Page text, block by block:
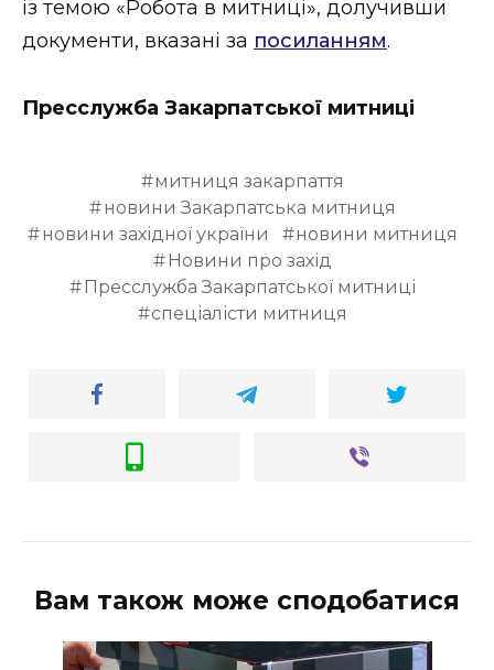
із темою «Робота в митниці», долучивши
документи, вказані за посиланням.
Пресслужба Закарпатської митниці
митниця закарпаття
новини Закарпатська митниця
новини західної україни
новини митниця
Новини про захід
Пресслужба Закарпатської митниці
спеціалісти митниця
Вам також може сподобатися